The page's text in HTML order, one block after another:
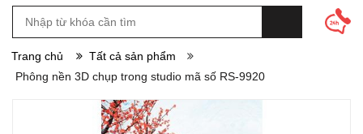
Trang chủ
Tất cả sản phẩm
Phông nền 3D chụp trong studio mã số RS-9920